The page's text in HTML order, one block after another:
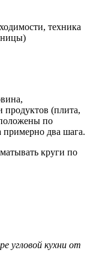
техника
(плита,
по
примерно два шага.
круги по
угловой кухни от